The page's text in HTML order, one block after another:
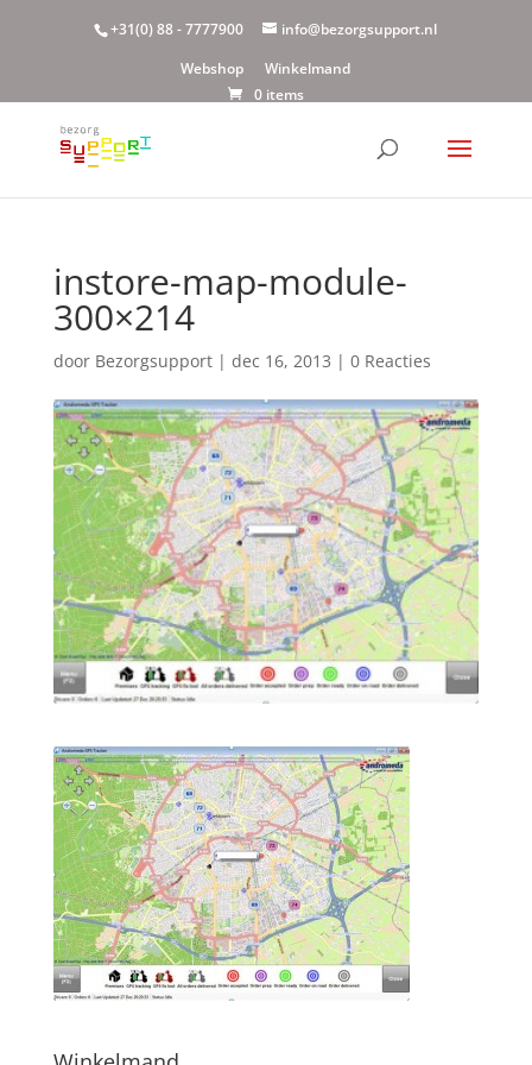
+31(0) 88 - 7777900
info@bezorgsupport.nl
Webshop
Winkelmand
0 items
instore-map-module-
300×214
door Bezorgsupport| dec 16, 2013 | 0 Reacties